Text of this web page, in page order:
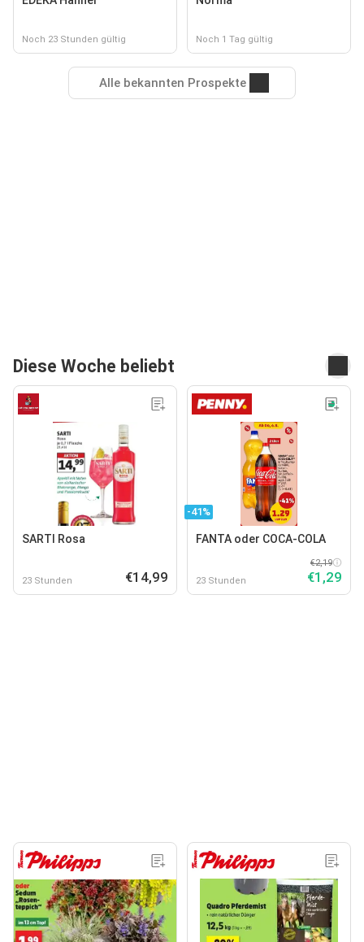
Noch 23 Stunden gültig Noch 1 Tag gültig
Alle bekannten Prospekte
Diese Woche beliebt
SARTI Rosa
23 Stunden €14,99
-41%
FANTA oder COCA-COLA
23 Stunden
€2,19
€1,29